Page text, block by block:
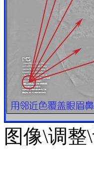
图像\调